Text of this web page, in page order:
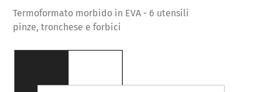
Termoformato morbido in EVA - 6 utensili
pinze, tronchese e forbici